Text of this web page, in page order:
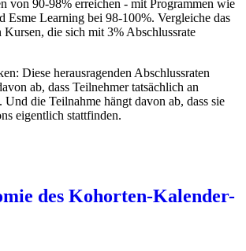
von 90-98% erreichen - mit Programmen wie
Esme Learning bei 98-100%. Vergleiche das
Kursen, die sich mit 3% Abschlussrate
Diese herausragenden Abschlussraten
ab, dass Teilnehmer tatsächlich an
Und die Teilnahme hängt davon ab, dass sie
eigentlich stattfinden.
des Kohorten-Kalender-